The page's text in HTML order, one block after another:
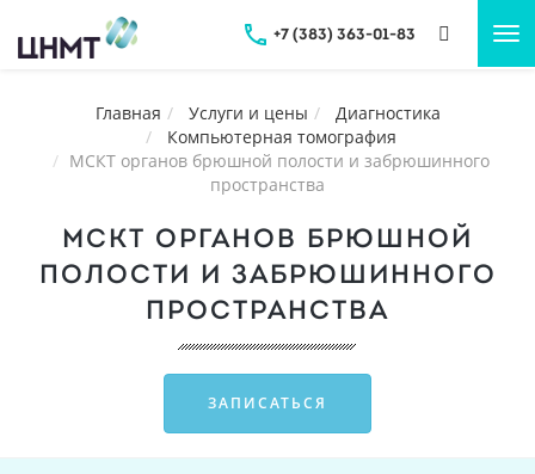
+7 (383) 363-01-83
Главная Услуги и цены
Диагностика
Компьютерная томография
МСКТ органов брюшной полости и забрюшинного
пространства
МСКТ ОРГАНОВ БРЮШНОЙ
ПОЛОСТИ И ЗАБРЮШИННОГО
ПРОСТРАНСТВА
ЗАПИСАТЬСЯ